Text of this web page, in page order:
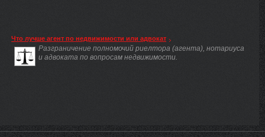
Что лучше агент по недвижимости или адвокат
Разграничение полномочий риелтора (агента), нотариуса
и адвоката по вопросам недвижимости.